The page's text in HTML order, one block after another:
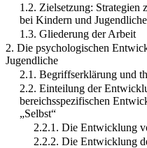
1.2. Zielsetzung: Strategien
bei Kindern und
1.3. Gliederung der Arbeit
2. Die psychologischen
Jugendliche
2.1. Begriffserklärung und
2.2. Einteilung der
bereichsspezifischen
„Selbst“
2.2.1. Die Entwicklung
2.2.2. Die Entwicklung